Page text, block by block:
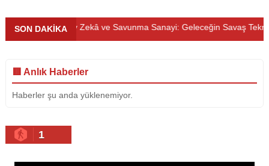
SON DAKİKA
⚡ Yapay Zekâ ve Savunma Sanayi: Geleceğin Savaş Teknolojileri
🟥 Anlık Haberler
Haberler şu anda yüklenemiyor.
1